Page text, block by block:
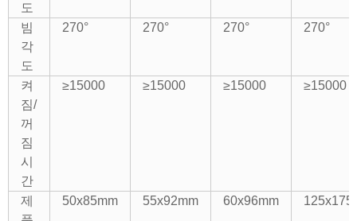
도
빔
각
도
270° 270° 270° 270°
켜
짐/
꺼
짐
시
간
≥15000 ≥15000 ≥15000 ≥15000
제
50x85mm 55x92mm 60x96mm